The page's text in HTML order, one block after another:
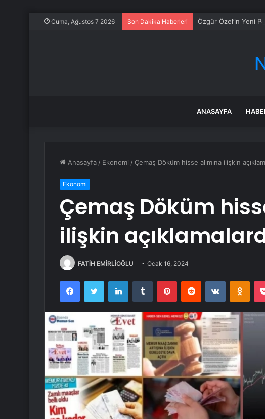
Cuma, Ağustos 7 2026 Son Dakika Haberleri Özgür Özel’in Yeni
ANASAYFA
Anasayfa / Ekonomi / Çemaş Döküm hisse alımına ilişkin
Ekonomi
Çemaş Döküm
ilişkin
FATİH EMİRLİOĞLU Ocak 16, 2024
FacebookTwitter LinkedInTumblr PinterestReddit VKontakte